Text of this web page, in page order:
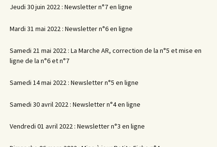
Jeudi 30 juin 2022 : Newsletter n°7 en ligne
Mardi 31 mai 2022 : Newsletter n°6 en ligne
Samedi 21 mai 2022 : La Marche AR, correction de la n°5 et mise en
ligne de la n°6 et n°7
Samedi 14 mai 2022 : Newsletter n°5 en ligne
Samedi 30 avril 2022 : Newsletter n°4 en ligne
Vendredi 01 avril 2022 : Newsletter n°3 en ligne